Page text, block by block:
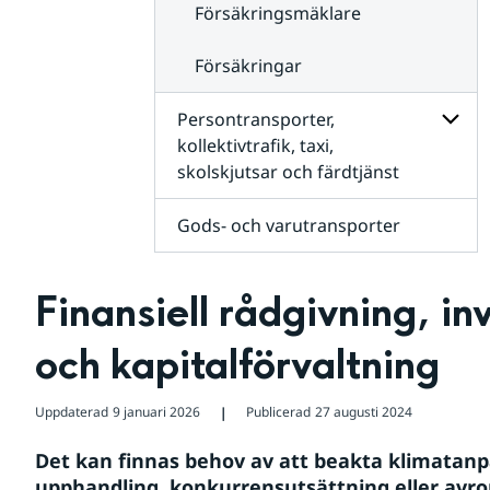
Försäkringsmäklare
Försäkringar
Persontransporter,
kollektivtrafik, taxi,
skolskjutsar och färdtjänst
för
taxi,
och
Gods- och varutransporter
Finansiell rådgivning,
och kapitalförvaltning
Uppdaterad 9 januari 2026 ❘ Publicerad 27 augusti 2024
Det kan finnas behov av att beakta